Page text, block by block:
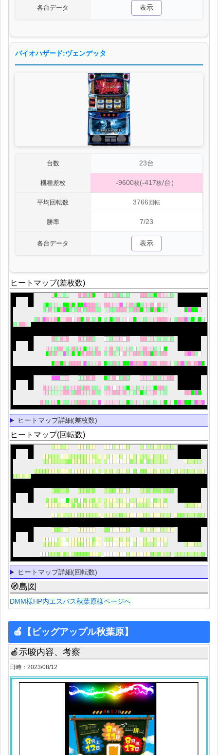
各台データ 表示
バイオハザード:ヴェンデッタ
台数 23台
機種差枚 -9600枚(-417枚/台）
平均回転数 3766回転
勝率 7/23
各台データ 表示
ヒートマップ(差枚数)
ヒートマップ詳細(差枚数)
ヒートマップ(回転数)
ヒートマップ詳細(回転数)
🧭島図
DMM様HP内エスパス秋葉原様ページへ
🍎【ビッグアップル秋葉原】
🍎示唆内容、考察
日時：2023/08/12